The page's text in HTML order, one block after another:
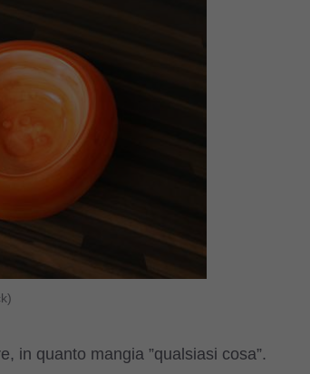
in quanto mangia ”qualsiasi cosa”.